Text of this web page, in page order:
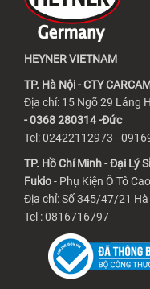
HEYNER VIETNAM
TP. Hà Nội - CTY
Địa chỉ: 15 Ngõ 29 Láng
- 0368 280314 -Đức
Tel: 02422112973 -
TP. Hồ Chí Minh - Đại Lý
Fukio- Phụ Kiện Ô Tô
Địa chỉ: Số 345/47/21 Hà
Tel : 0816716797